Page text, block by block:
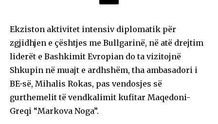
Ekziston aktivitet intensiv diplomatik për
zgjidhjen e çështjes me Bullgarinë, në atë drejtim
liderët e Bashkimit Evropian do ta vizitojnë
Shkupin në muajt e ardhshëm, tha ambasadori i
BE-së, Mihalis Rokas, pas vendosjes së
gurthemelit të vendkalimit kufitar Maqedoni-
Greqi “Markova Noga”.